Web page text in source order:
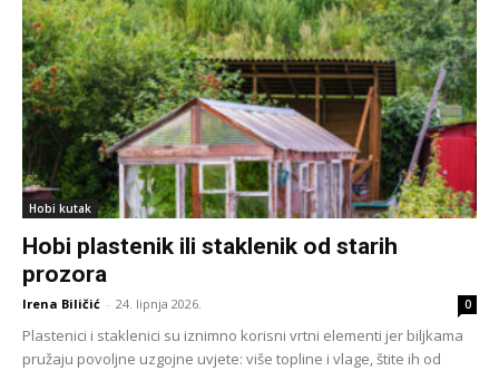
Hobi kutak
Hobi plastenik ili staklenik od starih
prozora
Irena Biličić - 24. lipnja 2026. 0
Plastenici i staklenici su iznimno korisni vrtni elementi jer biljkama
pružaju povoljne uzgojne uvjete: više topline i vlage, štite ih od